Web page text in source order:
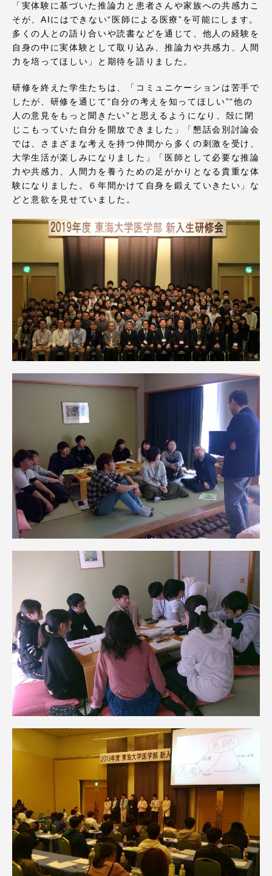
「実体験に基づいた推論力と患者さんや家族への共感力こ
そが、AIにはできない“医師による医療”を可能にします。
多くの人との語り合いや読書などを通じて、他人の経験を
自身の中に実体験として取り込み、推論力や共感力、人間
力を培ってほしい」と期待を語りました。
研修を終えた学生たちは、「コミュニケーションは苦手で
したが、研修を通じて“自分の考えを知ってほしい”“他の
人の意見をもっと聞きたい”と思えるようになり、殻に閉
じこもっていた自分を開放できました」「懇話会別討論会
では、さまざまな考えを持つ仲間から多くの刺激を受け、
大学生活が楽しみになりました」「医師として必要な推論
力や共感力、人間力を養うための足がかりとなる貴重な体
験になりました。６年間かけて自身を鍛えていきたい」な
どと意欲を見せていました。
TOKAIスポーツ
ニュースリリース
卒業にあたってのアンケート
認証評価
教育研究上の目的及び養成する人材像と３つの
ポリシー
資料請求
在学生・保護者向けポータル（TIPS） 本学教職員向け情報
中文